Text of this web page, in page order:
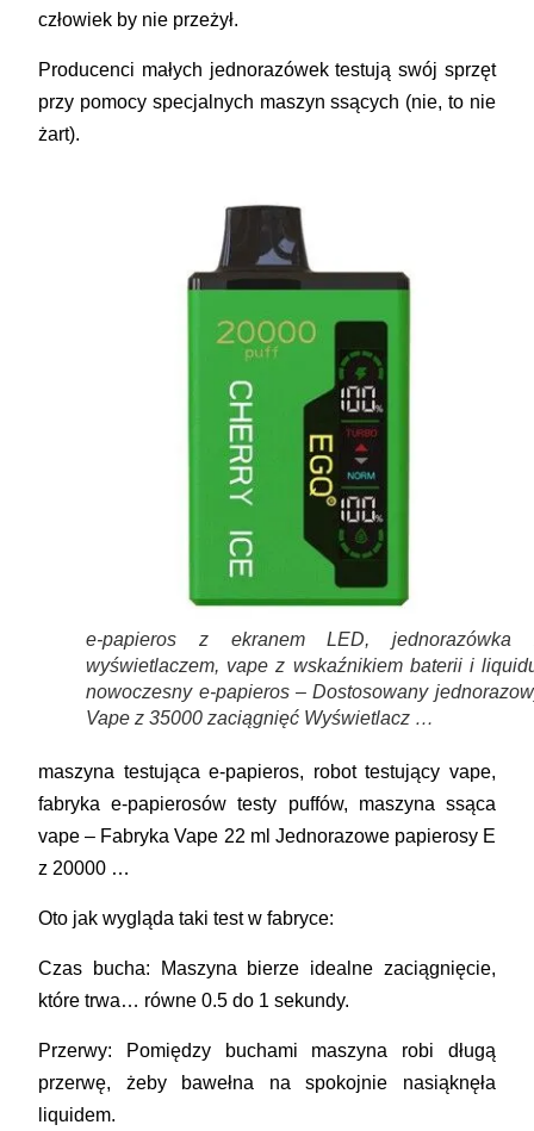
człowiek by nie przeżył.
Producenci małych jednorazówek testują swój sprzęt
przy pomocy specjalnych maszyn ssących (nie, to nie
żart).
e-papieros z ekranem LED, jednorazówka
wyświetlaczem, vape z wskaźnikiem baterii i
nowoczesny e-papieros – Dostosowany
Vape z 35000 zaciągnięć Wyświetlacz …
maszyna testująca e-papieros, robot testujący vape,
fabryka e-papierosów testy puffów, maszyna ssąca
vape – Fabryka Vape 22 ml Jednorazowe papierosy E
z 20000 …
Oto jak wygląda taki test w fabryce:
Czas bucha: Maszyna bierze idealne zaciągnięcie,
które trwa… równe 0.5 do 1 sekundy.
Przerwy: Pomiędzy buchami maszyna robi długą
przerwę, żeby bawełna na spokojnie nasiąknęła
liquidem.